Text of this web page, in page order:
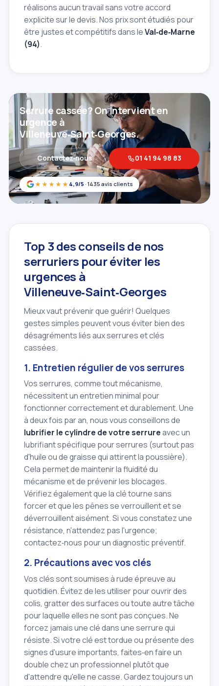
réalisons aucun travail sans votre accord
explicite sur le devis. Nos prix sont étudiés pour
être justes et compétitifs dans leVal‑de‑Marne
(94).
★★★★★ 4,9/5 · 1435 avis clients
Serrure cassée? On intervient en
urgence à
Villeneuve‑Saint‑Georges.
Contactez‑nous 01 41 94 98 83
Top 3 des conseils de nos
serruriers pour éviter les
urgences à
Villeneuve‑Saint‑Georges
Mieux vaut prévenir que guérir! Quelques
gestes simples peuvent vous éviter bien des
désagréments liés aux serrures et clés
cassées.
1. Entretien régulier de vos serrures
Vos serrures, comme tout mécanisme,
nécessitent un entretien minimal pour
fonctionner correctement et durablement. Une
à deux fois par an, nous vous conseillons de
lubrifier le cylindre de votre serrureavec un
lubrifiant spécifique pour serrures (surtout pas
d'huile ou de graisse qui attirent la poussière).
Cela permet de maintenir la fluidité du
mécanisme et de prévenir les blocages.
Vérifiez également que la clé tourne sans
forcer et que les pênes se verrouillent et se
déverrouillent aisément. Si vous constatez une
résistance, n'attendez pas l'urgence;
contactez‑nous pour un diagnostic préventif.
2. Précautions avec vos clés
Vos clés sont soumises à rude épreuve au
quotidien. Évitez de les utiliser pour ouvrir des
colis, gratter des surfaces ou toute autre tâche
pour laquelle elles ne sont pas conçues. Ne
forcez jamais une clé dans une serrure qui
résiste. Si votre clé est tordue ou présente des
signes d'usure importants, faites‑en faire un
double chez un professionnel plutôt que
d'attendre qu'elle ne casse. Gardez toujours un